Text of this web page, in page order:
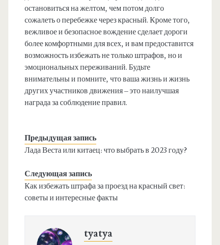
остановиться на желтом, чем потом долго
сожалеть о перебежке через красный. Кроме того,
вежливое и безопасное вождение сделает дороги
более комфортными для всех, и вам предоставится
возможность избежать не только штрафов, но и
эмоциональных переживаний. Будьте
внимательны и помните, что ваша жизнь и жизнь
других участников движения – это наилучшая
награда за соблюдение правил.
Предыдущая запись
Лада Веста или китаец: что выбрать в 2023 году?
Следующая запись
Как избежать штрафа за проезд на красный свет:
советы и интересные факты
tyatya